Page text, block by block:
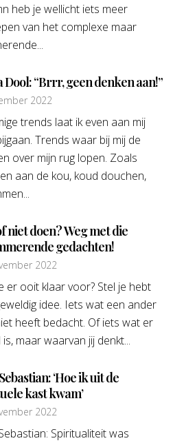
heb je wellicht iets meer
van het complexe maar
Dool: “Brrr, geen denken aan!”
2022
trends laat ik even aan mij
Trends waar bij mij de
over mijn rug lopen. Zoals
aan de kou, koud douchen,
niet doen? Weg met die
gedachten!
2022
er ooit klaar voor? Stel je hebt
idee. Iets wat een ander
heeft bedacht. Of iets wat er
is, maar waarvan jij denkt...
‘Hoe ik uit de
kast kwam’
2022
Spiritualiteit was